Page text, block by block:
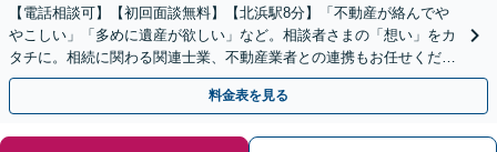
【電話相談可】【初回面談無料】【北浜駅8分】「不動産が絡んでや
やこしい」「多めに遺産が欲しい」など。相談者さまの「想い」をカ
タチに。相続に関わる関連士業、不動産業者との連携もお任せくださ
い。難しい法律用語の使用を避け、分かりやすく説明します
料金表を見る